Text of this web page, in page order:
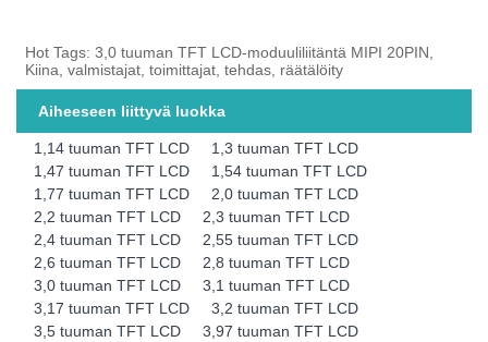
Hot Tags: 3,0 tuuman TFT LCD-moduuliliitäntä MIPI 20PIN,
Kiina, valmistajat, toimittajat, tehdas, räätälöity
Aiheeseen liittyvä luokka
1,14 tuuman TFT LCD
1,3 tuuman TFT LCD
1,47 tuuman TFT LCD
1,54 tuuman TFT LCD
1,77 tuuman TFT LCD
2,0 tuuman TFT LCD
2,2 tuuman TFT LCD
2,3 tuuman TFT LCD
2,4 tuuman TFT LCD
2,55 tuuman TFT LCD
2,6 tuuman TFT LCD
2,8 tuuman TFT LCD
3,0 tuuman TFT LCD
3,1 tuuman TFT LCD
3,17 tuuman TFT LCD
3,2 tuuman TFT LCD
3,5 tuuman TFT LCD
3,97 tuuman TFT LCD